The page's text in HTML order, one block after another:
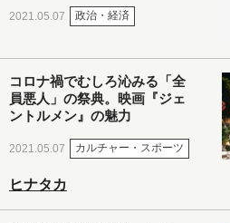
2021.05.07 政治・経済
コロナ禍でむしろ沁みる「全
員悪人」の祭典。映画『ジェ
ントルメン』の魅力
2021.05.07 カルチャー・スポーツ
ヒナタカ